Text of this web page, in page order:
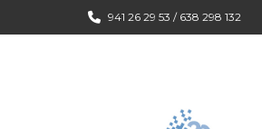
941 26 29 53 / 638 298 132